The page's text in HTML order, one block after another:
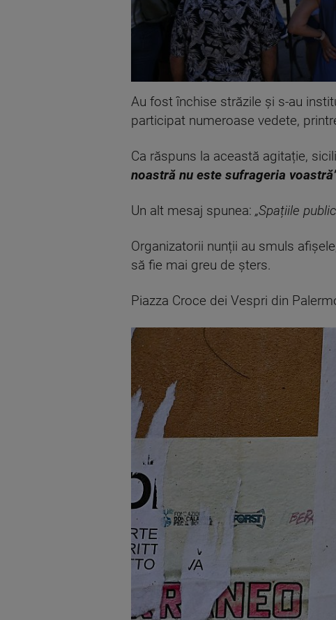
Au fost închise străzile și s-au
participat numeroase vedete,
Ca răspuns la această agitație,
noastră nu este sufrageria
Un alt mesaj spunea: „Spațiile
Organizatorii nunții au smuls
să fie mai greu de șters.
Piazza Croce dei Vespri din